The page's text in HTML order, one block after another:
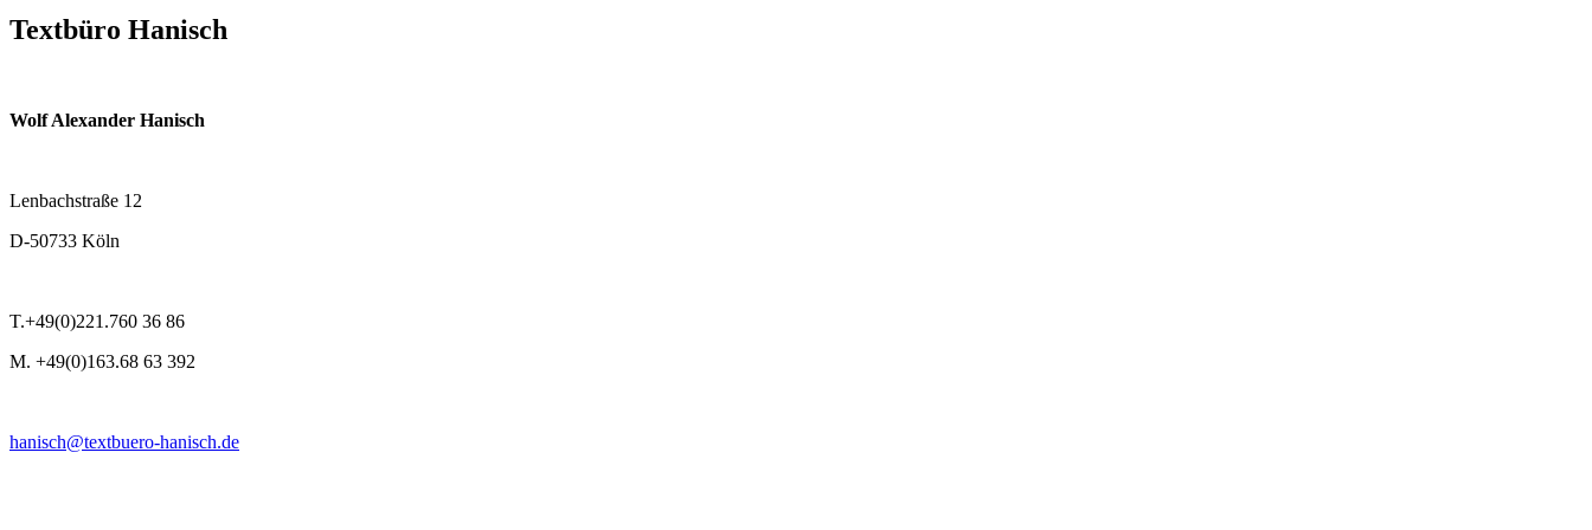
Textbüro Hanisch
Wolf Alexander Hanisch
Lenbachstraße 12
D-50733 Köln
T.+49(0)221.760 36 86
M. +49(0)163.68 63 392
hanisch@textbuero-hanisch.de